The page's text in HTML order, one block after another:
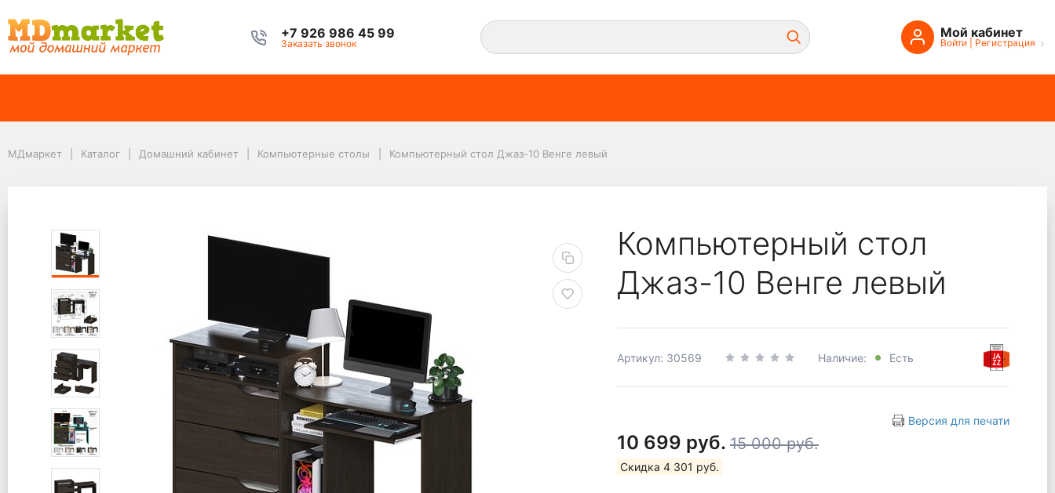
+7 926 986 45 99
Заказать звонок
Мой кабинет
Войти| Регистрация
Компьютерные столы
Компьютерный стол Джаз-10 Венге левый
МДмаркет Каталог Домашний кабинет Компьютерные столы Компьютерный стол Джаз-10 Венге левый
Компьютерный стол
Джаз-10 Венге левый
Артикул: 30569 Наличие: Есть
Версия для печати
10 699 руб. 15 000 руб.
Скидка 4 301 руб.